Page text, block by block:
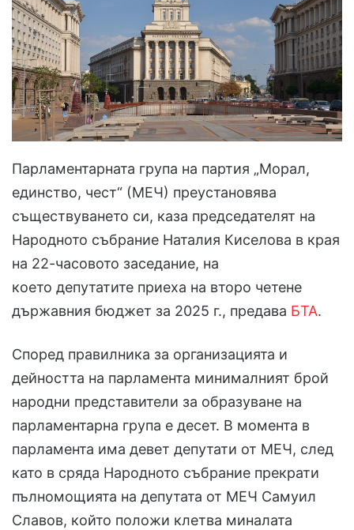
Парламентарната група на партия „Морал,
единство, чест“ (МЕЧ) преустановява
съществуването си, каза председателят на
Народното събрание Наталия Киселова в края
на 22-часовото заседание, на
което депутатите приеха на второ четене
държавния бюджет за 2025 г., предава БТА.
Според правилника за организацията и
дейността на парламента минималният брой
народни представители за образуване на
парламентарна група е десет. В момента в
парламента има девет депутати от МЕЧ, след
като в сряда Народното събрание прекрати
пълномощията на депутата от МЕЧ Самуил
Славов, който положи клетва миналата